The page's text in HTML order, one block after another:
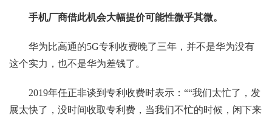
手机厂商借此机会大幅提价可能性微乎其微。
华为比高通的5G专利收费晚了三年，并不是华为没有
这个实力，也不是华为差钱了。
2019年任正非谈到专利收费时表示：““我们太忙了，发
展太快了，没时间收取专利费，当我们不忙的时候，闲下来